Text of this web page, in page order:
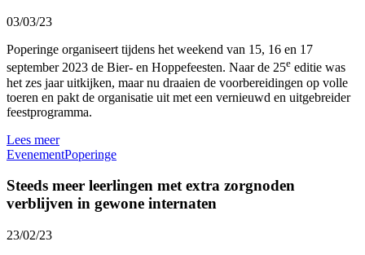
03/03/23
Poperinge organiseert tijdens het weekend van 15, 16 en 17
september 2023 de Bier- en Hoppefeesten. Naar de 25e editie was
het zes jaar uitkijken, maar nu draaien de voorbereidingen op volle
toeren en pakt de organisatie uit met een vernieuwd en uitgebreider
feestprogramma.
Lees meer
EvenementPoperinge
Steeds meer leerlingen met extra zorgnoden
verblijven in gewone internaten
23/02/23